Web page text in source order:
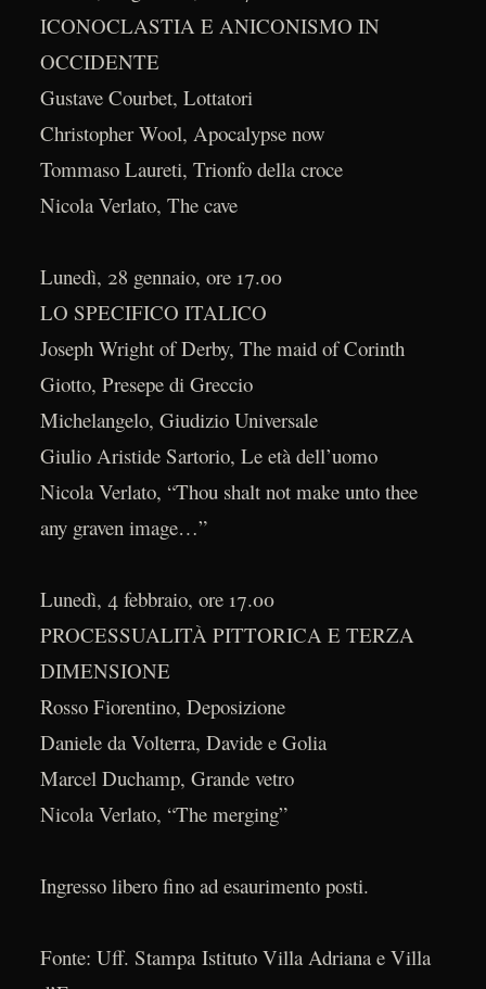
ICONOCLASTIA E ANICONISMO IN
OCCIDENTE
Gustave Courbet, Lottatori
Christopher Wool, Apocalypse now
Tommaso Laureti, Trionfo della croce
Nicola Verlato, The cave
Lunedì, 28 gennaio, ore 17.00
LO SPECIFICO ITALICO
Joseph Wright of Derby, The maid of Corinth
Giotto, Presepe di Greccio
Michelangelo, Giudizio Universale
Giulio Aristide Sartorio, Le età dell’uomo
Nicola Verlato, “Thou shalt not make unto thee
any graven image…”
Lunedì, 4 febbraio, ore 17.00
PROCESSUALITÀ PITTORICA E TERZA
DIMENSIONE
Rosso Fiorentino, Deposizione
Daniele da Volterra, Davide e Golia
Marcel Duchamp, Grande vetro
Nicola Verlato, “The merging”
Ingresso libero fino ad esaurimento posti.
Fonte: Uff. Stampa Istituto Villa Adriana e Villa